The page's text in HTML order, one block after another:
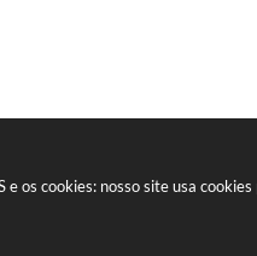
os cookies: nosso site usa